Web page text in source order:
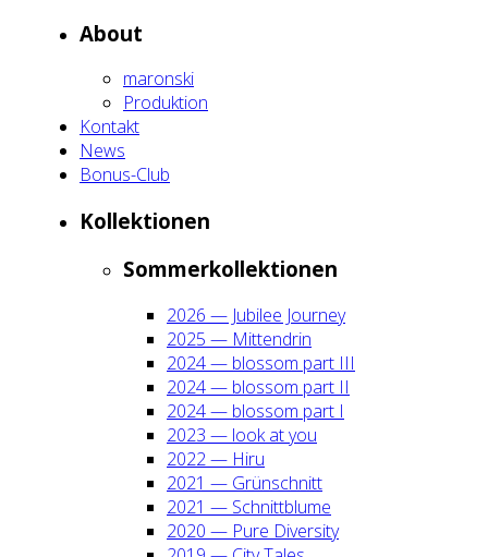
About
maron­ski
Pro­duk­ti­on
Kon­takt
News
Bonus-Club
Kol­lek­tio­nen
Som­mer­kol­lek­tio­nen
2026 — Jubi­lee Jour­ney
2025 — Mit­ten­drin
2024 — blos­som part III
2024 — blos­som part II
2024 — blos­som part I
2023 — look at you
2022 — Hiru
2021 — Grün­schnitt
2021 — Schnitt­blu­me
2020 — Pure Diver­si­ty